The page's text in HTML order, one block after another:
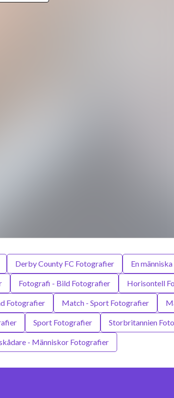
Derby County FC Fotografier En
Fotografi - Bild Fotografier Horisontell
Fotografier Match - Sport Fotografier
Sport Fotografier Storbritannien
- Människor Fotografier